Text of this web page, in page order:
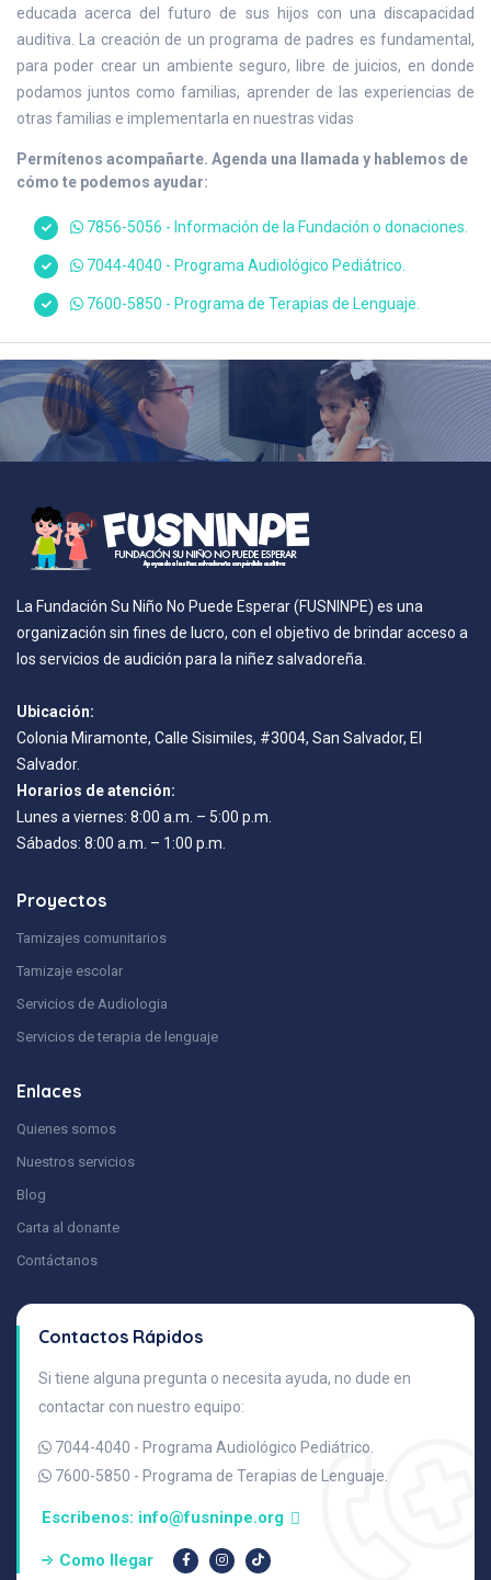
educada acerca del futuro de sus hijos con una discapacidad
auditiva. La creación de un programa de padres es fundamental,
para poder crear un ambiente seguro, libre de juicios, en donde
podamos juntos como familias, aprender de las experiencias de
otras familias e implementarla en nuestras vidas
Permítenos acompañarte. Agenda una llamada y hablemos de
cómo te podemos ayudar:
7856-5056 - Información de la Fundación o donaciones.
7044-4040 - Programa Audiológico Pediátrico.
7600-5850 - Programa de Terapias de Lenguaje.
La Fundación Su Niño No Puede Esperar (FUSNINPE) es una
organización sin fines de lucro, con el objetivo de brindar acceso a
los servicios de audición para la niñez salvadoreña.
Ubicación:
Colonia Miramonte, Calle Sisimiles, #3004, San Salvador, El
Salvador.
Horarios de atención:
Lunes a viernes: 8:00 a.m. – 5:00 p.m.
Sábados: 8:00 a.m. – 1:00 p.m.
Proyectos
Tamizajes comunitarios
Tamizaje escolar
Servicios de Audiologia
Servicios de terapia de lenguaje
Enlaces
Quienes somos
Nuestros servicios
Blog
Carta al donante
Contáctanos
Contactos Rápidos
Si tiene alguna pregunta o necesita ayuda, no dude en
contactar con nuestro equipo:
7044-4040 - Programa Audiológico Pediátrico.
7600-5850 - Programa de Terapias de Lenguaje.
Escribenos: info@fusninpe.org
Como llegar